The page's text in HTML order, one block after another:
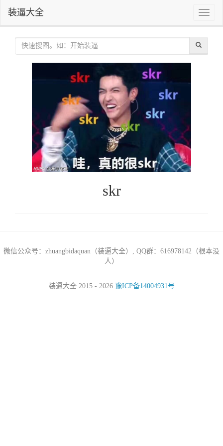
Toggle
装逼大全
skr
微信公众号：zhuangbidaquan（装逼大全）, QQ群：616978142（根本没
人）
装逼大全 2015 - 2026 豫ICP备14004931号